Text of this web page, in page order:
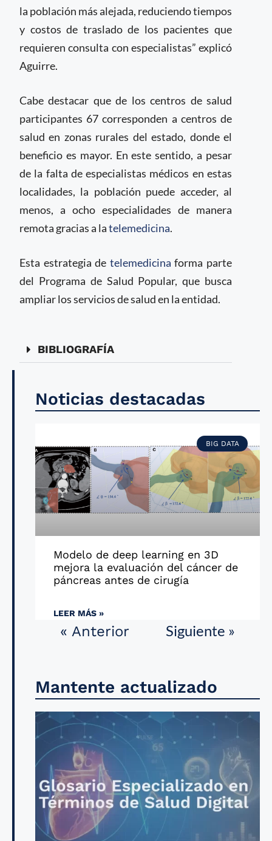
la población más alejada, reduciendo tiempos
y costos de traslado de los pacientes que
requieren consulta con especialistas” explicó
Aguirre.
Cabe destacar que de los centros de salud
participantes 67 corresponden a centros de
salud en zonas rurales del estado, donde el
beneficio es mayor. En este sentido, a pesar
de la falta de especialistas médicos en estas
localidades, la población puede acceder, al
menos, a ocho especialidades de manera
remota gracias a latelemedicina.
Esta estrategia de telemedicina forma parte
del Programa de Salud Popular, que busca
ampliar los servicios de salud en la entidad.
BIBLIOGRAFÍA
Noticias destacadas
BIG DATA
Modelo de deep learning en 3D
mejora la evaluación del cáncer de
páncreas antes de cirugía
LEER MÁS »
« Anterior Siguiente »
Mantente actualizado